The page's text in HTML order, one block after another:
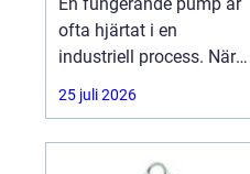
ofta hjärtat i en
industriell process. När
flödet stannar, stannar
produktionen. Därför har
pumpservice
25 juli 2026